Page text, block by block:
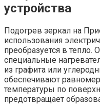
устройства
Подогрев зеркал на
использования
преобразуется в тепло.
специальные
из графита или
обеспечивают
температуры по
предотвращает